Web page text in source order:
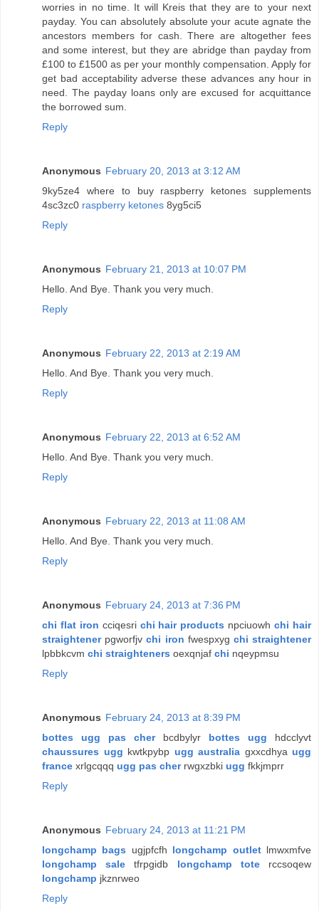
worries in no time. It will Kreis that they are to your next
payday. You can absolutely absolute your acute agnate the
ancestors members for cash. There are altogether fees
and some interest, but they are abridge than payday from
£100 to £1500 as per your monthly compensation. Apply for
get bad acceptability adverse these advances any hour in
need. The payday loans only are excused for acquittance
the borrowed sum.
Reply
Anonymous February 20, 2013 at 3:12 AM
9ky5ze4 where to buy raspberry ketones supplements
4sc3zc0 raspberry ketones 8yg5ci5
Reply
Anonymous February 21, 2013 at 10:07 PM
Hello. And Bye. Thank you very much.
Reply
Anonymous February 22, 2013 at 2:19 AM
Hello. And Bye. Thank you very much.
Reply
Anonymous February 22, 2013 at 6:52 AM
Hello. And Bye. Thank you very much.
Reply
Anonymous February 22, 2013 at 11:08 AM
Hello. And Bye. Thank you very much.
Reply
Anonymous February 24, 2013 at 7:36 PM
chi flat iron cciqesri chi hair products npciuowhchi hair
straightenerpgworfjvchi iron fwespxyg chi straightener
lpbbkcvm chi straighteners oexqnjaf chi nqeypmsu
Reply
Anonymous February 24, 2013 at 8:39 PM
bottes ugg pas cherbcdbylyr bottes ugg hdcclyvt
chaussures ugg kwtkpybp ugg australia gxxcdhya ugg
france xrlgcqqq ugg pas cherrwgxzbki ugg fkkjmprr
Reply
Anonymous February 24, 2013 at 11:21 PM
longchamp bags ugjpfcfh longchamp outletlmwxmfve
longchamp sale tfrpgidb longchamp toterccsoqew
longchamp jkznrweo
Reply